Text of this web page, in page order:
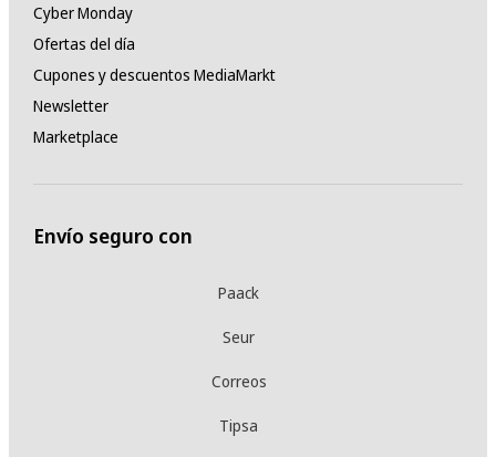
Cyber Monday
Ofertas del día
Cupones y descuentos MediaMarkt
Newsletter
Marketplace
Envío seguro con
Paack
Seur
Correos
Tipsa